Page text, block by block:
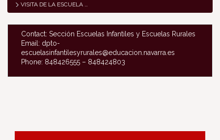
VISITA DE LA ESCUELA DE URROZ VILLA A LA ESCUELA DE MONREAL
Contact: Sección Escuelas Infantiles y Escuelas Rurales
Email: dpto-
escuelasinfantilesyrurales@educacion.navarra.es
Phone: 848426555 – 848424803